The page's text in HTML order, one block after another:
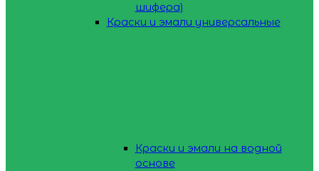
шифера)
Краски и эмали универсальные
Краски и эмали на водной
основе